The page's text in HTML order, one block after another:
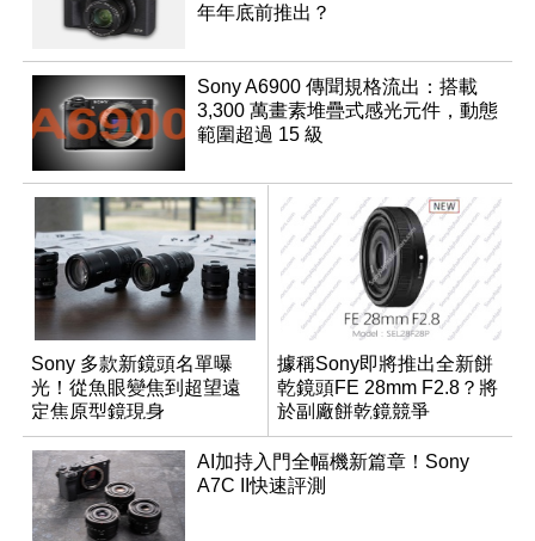
年年底前推出？
Sony A6900 傳聞規格流出：搭載
3,300 萬畫素堆疊式感光元件，動態
範圍超過 15 級
Sony 多款新鏡頭名單曝
光！從魚眼變焦到超望遠
定焦原型鏡現身
據稱Sony即將推出全新餅
乾鏡頭FE 28mm F2.8？將
於副廠餅乾鏡競爭
AI加持入門全幅機新篇章！Sony
A7C II快速評測